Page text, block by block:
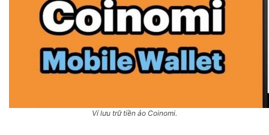
Ví lưu trữ tiền ảo Coinomi.